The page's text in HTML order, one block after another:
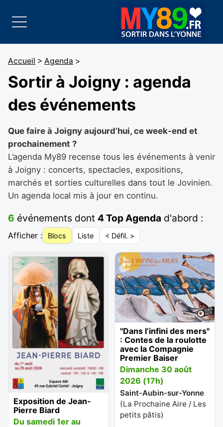
Accueil > Agenda >
Sortir à Joigny : agenda
des événements
Que faire à Joigny aujourd’hui, ce week-end et
prochainement ?
L’agenda My89 recense tous les événements à venir
à Joigny : concerts, spectacles, expositions,
marchés et sorties culturelles dans tout le Jovinien.
Un agenda local mis à jour en continu.
6 événements dont 4 Top Agenda d'abord :
Afficher : Blocs Liste < Défil. >
Exposition de Jean-
Pierre Biard
Du samedi 1er au
"Dans l’infini des mers"
: Contes de la roulotte
avec la Compagnie
Premier Baiser
Dimanche 30 août
2026 (17h)
Saint-Aubin-sur-Yonne
(La Prochaine Aire / Les
petits pâtis)